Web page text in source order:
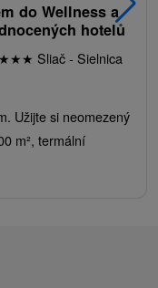
do Wellness a
hotelů
★★★ Sliač - Sielnica
Užijte si neomezený
m², termální